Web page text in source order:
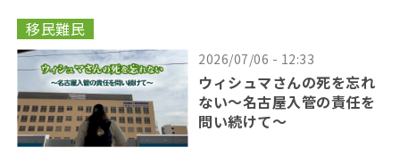
移民難民
2026/07/06 - 12:33
ウィシュマさんの死を忘れ
ない〜名古屋入管の責任を
問い続けて〜